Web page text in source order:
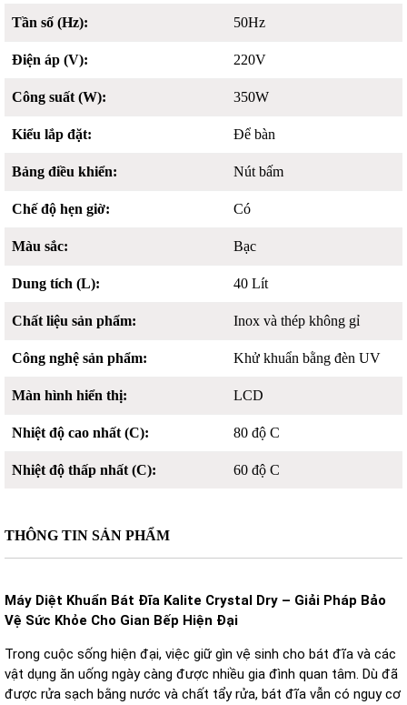
THÔNG TIN SẢN PHẨM
Máy Diệt Khuẩn Bát Đĩa Kalite Crystal Dry – Giải Pháp Bảo
Vệ Sức Khỏe Cho Gian Bếp Hiện Đại
Trong cuộc sống hiện đại, việc giữ gìn vệ sinh cho bát đĩa và các
vật dụng ăn uống ngày càng được nhiều gia đình quan tâm. Dù đã
được rửa sạch bằng nước và chất tẩy rửa, bát đĩa vẫn có nguy cơ
Tần số (Hz): 50Hz
Điện áp (V): 220V
Công suất (W): 350W
Kiểu lắp đặt: Để bàn
Bảng điều khiển: Nút bấm
Chế độ hẹn giờ: Có
Màu sắc: Bạc
Dung tích (L): 40 Lít
Chất liệu sản phẩm: Inox và thép không gỉ
Công nghệ sản phẩm: Khử khuẩn bằng đèn UV
Màn hình hiển thị: LCD
Nhiệt độ cao nhất (C): 80 độ C
Nhiệt độ thấp nhất (C): 60 độ C